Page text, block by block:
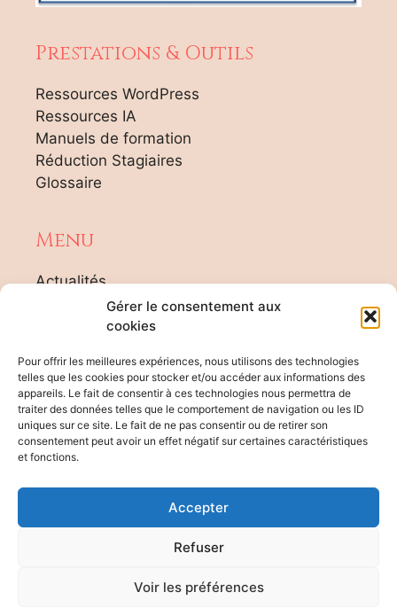
Gérer le consentement aux
cookies
Pour offrir les meilleures expériences, nous utilisons des technologies
telles que les cookies pour stocker et/ou accéder aux informations des
appareils. Le fait de consentir à ces technologies nous permettra de
traiter des données telles que le comportement de navigation ou les ID
uniques sur ce site. Le fait de ne pas consentir ou de retirer son
consentement peut avoir un effet négatif sur certaines caractéristiques
et fonctions.
Accepter
Refuser
Voir les préférences
Prestations & Outils
Ressources WordPress
Ressources IA
Manuels de formation
Réduction Stagiaires
Glossaire
Menu
Actualités
Agenda Formateur
Plan du site
Rgpd
Evaluation des risques
Accueil des apprenants